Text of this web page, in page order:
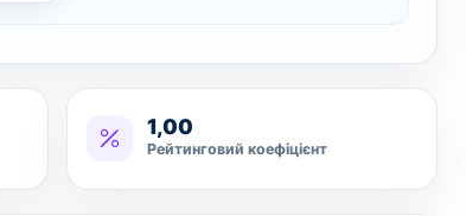
1,00
Рейтинговий коефіцієнт